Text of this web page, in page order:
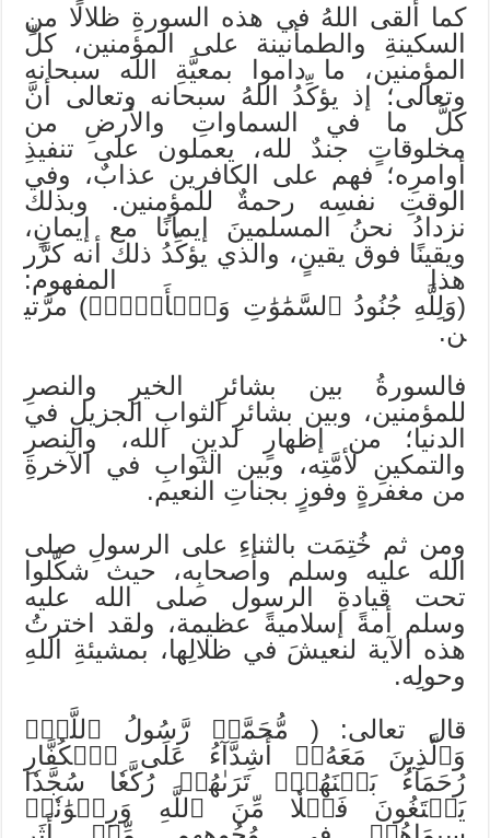
كما ألقى اللهُ في هذه السورةِ ظلالًا من
السكينةِ والطمأنينة على المؤمنين، كلِّ
المؤمنين، ما داموا بمعيَّةِ الله سبحانه
وتعالى؛ إذ يؤكِّدُ اللهُ سبحانه وتعالى أنَّ
كلَّ ما في السماواتِ والأرضِ من
مخلوقاتٍ جندٌ لله، يعملون على تنفيذِ
أوامرِه؛ فهم على الكافرين عذابٌ، وفي
الوقتِ نفسِه رحمةٌ للمؤمنين. وبذلك
نزدادُ نحنُ المسلمينَ إيمانًا مع إيمانٍ،
ويقينًا فوق يقينٍ، والذي يؤكِّدُ ذلك أنه كرَّر
هذا المفهوم:
(وَلِلَّهِ جُنُودُ ٱلسَّمَٰوَٰتِ وَٱلۡأَرۡضِۚ) مرَّتي
ن.
فالسورةُ بين بشائرِ الخيرِ والنصرِ
للمؤمنين، وبين بشائرِ الثوابِ الجزيلِ في
الدنيا؛ من إظهارٍ لدينِ الله، والنصرِ
والتمكينِ لأمَّتِه، وبين الثوابِ في الآخرةِ
من مغفرةٍ وفوزٍ بجناتِ النعيم.
ومن ثم خُتِمَت بالثناءِ على الرسولِ صلى
الله عليه وسلم وأصحابِه، حيث شكَّلوا
تحت قيادةِ الرسول صلى الله عليه
وسلم أمةً إسلاميةً عظيمة، ولقد اخترتُ
هذه الآية لنعيشَ في ظلالِها، بمشيئةِ اللهِ
وحولِه.
قال تعالى: ( مُّحَمَّدٞ رَّسُولُ ٱللَّهِۚ
وَٱلَّذِينَ مَعَهُۥٓ أَشِدَّآءُ عَلَى ٱلۡكُفَّارِ
رُحَمَآءُ بَيۡنَهُمۡۖ تَرَىٰهُمۡ رُكَّعٗا سُجَّدٗا
يَبۡتَغُونَ فَضۡلٗا مِّنَ ٱللَّهِ وَرِضۡوَٰنٗاۖ